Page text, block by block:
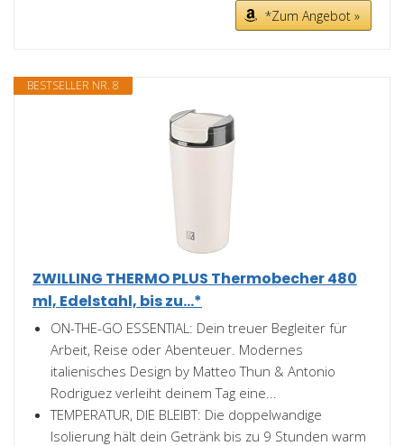
*Zum Angebot »
BESTSELLER NR. 8
ZWILLING THERMO PLUS Thermobecher 480
ml, Edelstahl, bis zu...*
ON-THE-GO ESSENTIAL: Dein treuer Begleiter für
Arbeit, Reise oder Abenteuer. Modernes
italienisches Design by Matteo Thun & Antonio
Rodriguez verleiht deinem Tag eine...
TEMPERATUR, DIE BLEIBT: Die doppelwandige
Isolierung hält dein Getränk bis zu 9 Stunden warm